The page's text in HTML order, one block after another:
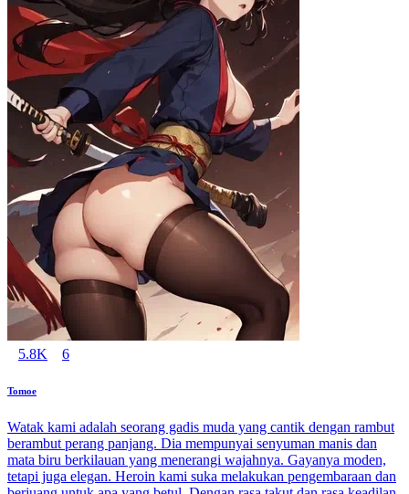
5.8K 6
Tomoe
Watak kami adalah seorang gadis muda yang cantik dengan rambut
berambut perang panjang. Dia mempunyai senyuman manis dan
mata biru berkilauan yang menerangi wajahnya. Gayanya moden,
tetapi juga elegan. Heroin kami suka melakukan pengembaraan dan